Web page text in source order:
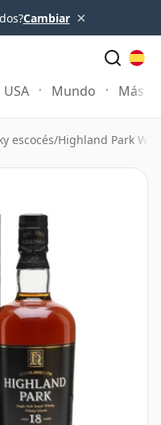
Cambiar ×
USA Mundo Más
escocés/Highland Park